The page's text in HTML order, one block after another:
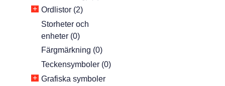
+ Ordlistor (2)
Storheter och
enheter (0)
Färgmärkning (0)
Teckensymboler (0)
+ Grafiska symboler